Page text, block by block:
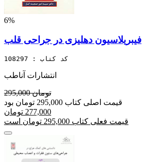
6%
فیبریلاسیون دهلیزی در جراحی قلب
کد کتاب : 108297
انتشارات آناطب
295,000 تومان
قیمت اصلی کتاب 295,000 تومان بود
277,000 تومان
قیمت فعلی کتاب 295,000 تومان است